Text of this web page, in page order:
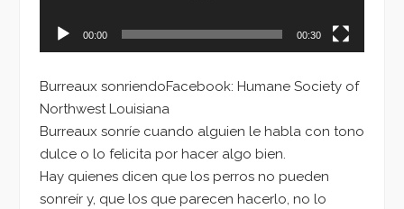
00:00 00:30
Burreaux sonriendoFacebook: Humane Society of
Northwest Louisiana
Burreaux sonríe cuando alguien le habla con tono
dulce o lo felicita por hacer algo bien.
Hay quienes dicen que los perros no pueden
sonreír y, que los que parecen hacerlo, no lo